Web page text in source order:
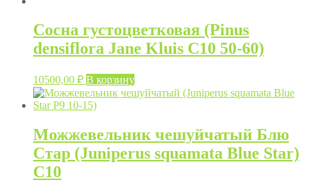
Сосна густоцветковая (Pinus
densiflora Jane Kluis C10 50-60)
10500,00 ₽ В корзину
Можжевельник чешуйчатый Блю
Стар (Juniperus squamata Blue Star)
C10